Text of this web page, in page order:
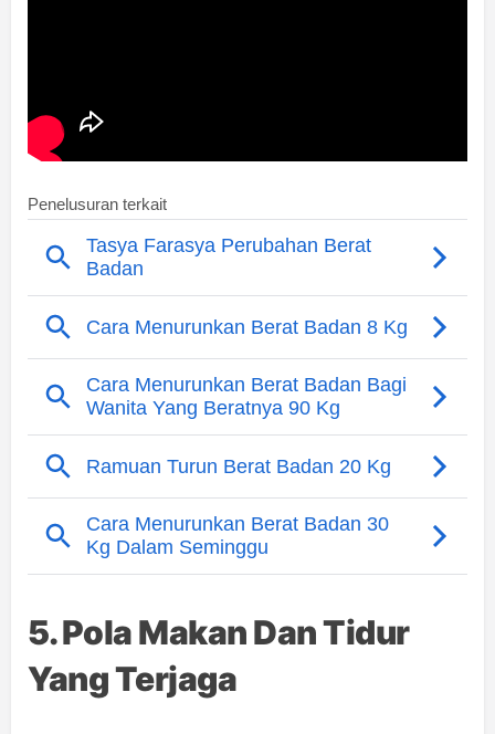
5. Pola Makan Dan Tidur
Yang Terjaga